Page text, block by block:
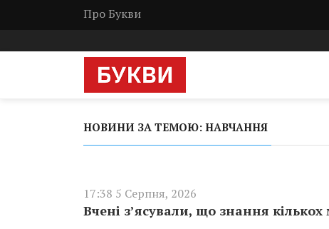
Про Букви
НОВИНИ ЗА ТЕМОЮ: НАВЧАННЯ
17:38 5 Серпня, 2026
Вчені з’ясували, що знання